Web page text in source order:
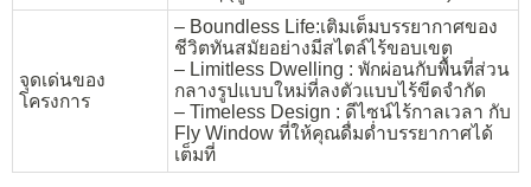
จุดเด่นของ
โครงการ
– Boundless Life:เติมเต็มบรรยากาศของ
ชีวิตทันสมัยอย่างมีสไตล์ไร้ขอบเขต
– Limitless Dwelling : พักผ่อนกับพื้นที่ส่วน
กลางรูปแบบใหม่ที่ลงตัวแบบไร้ขีดจำกัด
– Timeless Design : ดีไซน์ไร้กาลเวลา กับ
Fly Window ที่ให้คุณดื่มด่ำบรรยากาศได้
เต็มที่